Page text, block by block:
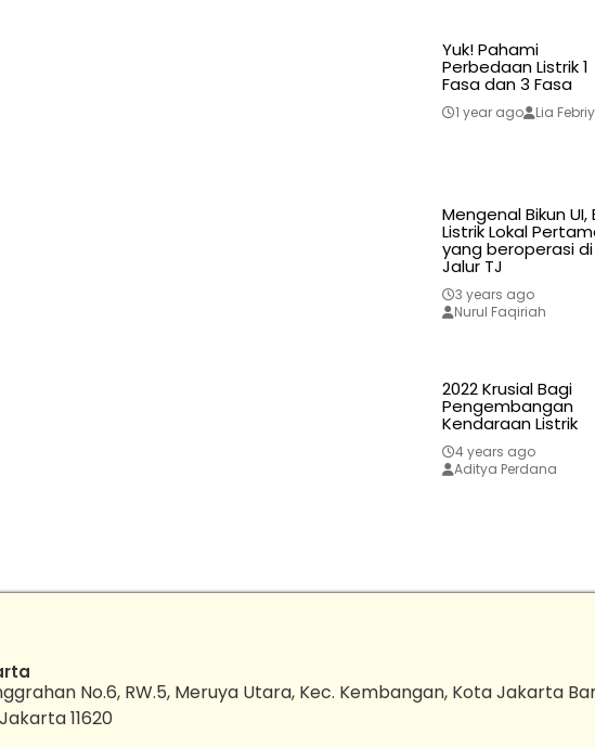
Yuk! Pahami
Perbedaan Listrik 1
Fasa dan 3 Fasa
1 year ago Lia
Mengenal Bikun UI,
Listrik Lokal
yang beroperasi di
Jalur TJ
3 years ago
Nurul Faqiriah
2022 Krusial Bagi
Pengembangan
Kendaraan Listrik
4 years ago
Aditya Perdana
No.6, RW.5, Meruya Utara, Kec. Kembangan, Kota Jakarta
11620